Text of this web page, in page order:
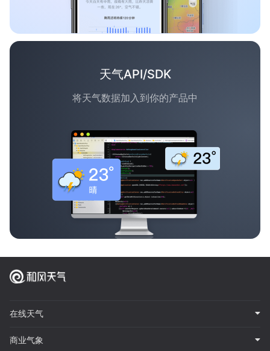
天气API/SDK
将天气数据加入到你的产品中
在线天气
商业气象